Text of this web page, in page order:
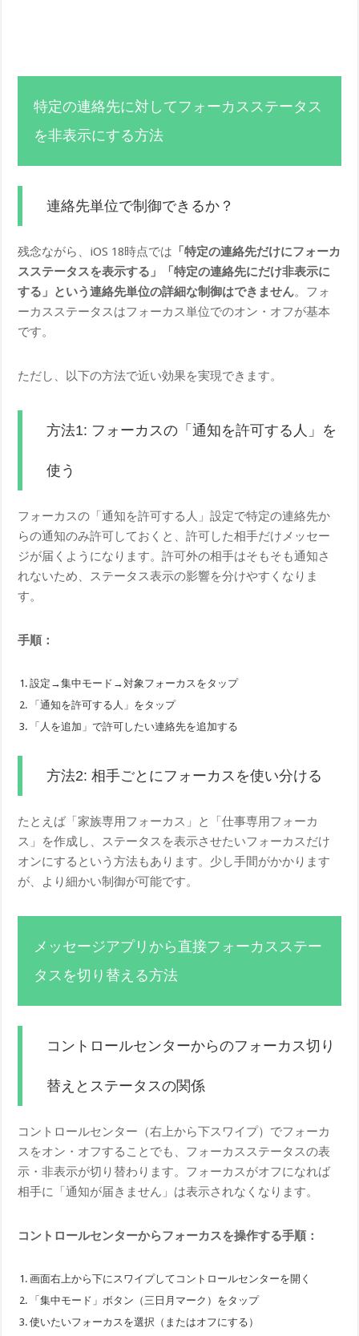
特定の連絡先に対してフォーカスステータス
を非表示にする方法
連絡先単位で制御できるか？
残念ながら、iOS 18時点では 「特定の連絡先だけにフォーカ
スステータスを表示する」「特定の連絡先にだけ非表示に
する」という連絡先単位の詳細な制御はできません。フォ
ーカスステータスはフォーカス単位でのオン・オフが基本
です。
ただし、以下の方法で近い効果を実現できます。
方法1: フォーカスの「通知を許可する人」を
使う
フォーカスの「通知を許可する人」設定で特定の連絡先か
らの通知のみ許可しておくと、許可した相手だけメッセー
ジが届くようになります。許可外の相手はそもそも通知さ
れないため、ステータス表示の影響を分けやすくなりま
す。
手順：
設定→集中モード→対象フォーカスをタップ
「通知を許可する人」をタップ
「人を追加」で許可したい連絡先を追加する
方法2: 相手ごとにフォーカスを使い分ける
たとえば「家族専用フォーカス」と「仕事専用フォーカ
ス」を作成し、ステータスを表示させたいフォーカスだけ
オンにするという方法もあります。少し手間がかかります
が、より細かい制御が可能です。
メッセージアプリから直接フォーカスステー
タスを切り替える方法
コントロールセンターからのフォーカス切り
替えとステータスの関係
コントロールセンター（右上から下スワイプ）でフォーカ
スをオン・オフすることでも、フォーカスステータスの表
示・非表示が切り替わります。フォーカスがオフになれば
相手に「通知が届きません」は表示されなくなります。
コントロールセンターからフォーカスを操作する手順：
画面右上から下にスワイプしてコントロールセンターを開く
「集中モード」ボタン（三日月マーク）をタップ
使いたいフォーカスを選択（またはオフにする）